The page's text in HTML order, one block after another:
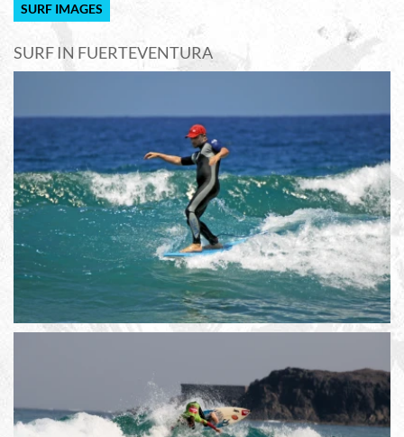
SURF IMAGES
SURF IN FUERTEVENTURA